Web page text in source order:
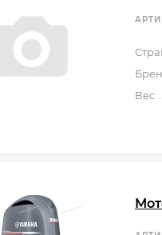
Вес